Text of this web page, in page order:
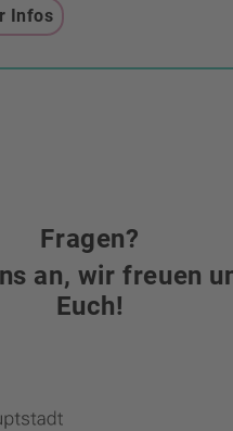
Infos
Fragen?
an, wir freuen
Euch!